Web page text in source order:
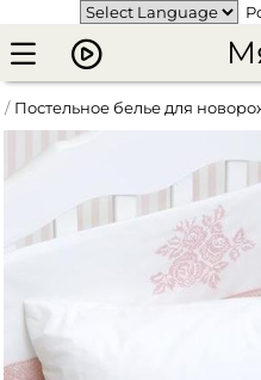
Постельное белье для
Комлект детского постельного белья "ROSE"